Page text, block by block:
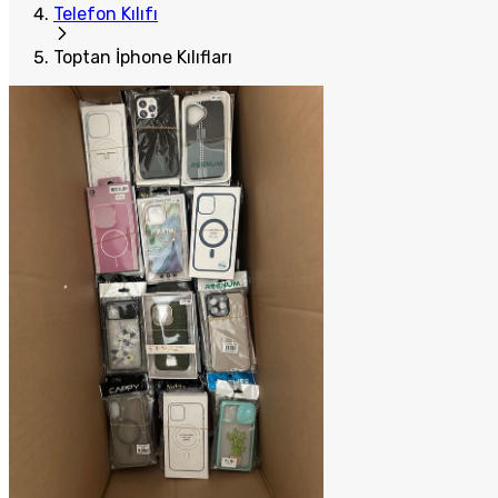
Telefon Kılıfı
Toptan İphone Kılıfları